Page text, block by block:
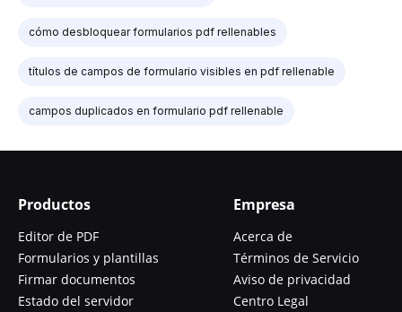
cómo desbloquear formularios pdf rellenables
títulos de campos de formulario visibles en pdf rellenable
campos duplicados en formulario pdf rellenable
Productos
Editor de PDF
Formularios y plantillas
Firmar documentos
Estado del servidor
Empresa
Acerca de
Términos de Servicio
Aviso de privacidad
Centro Legal